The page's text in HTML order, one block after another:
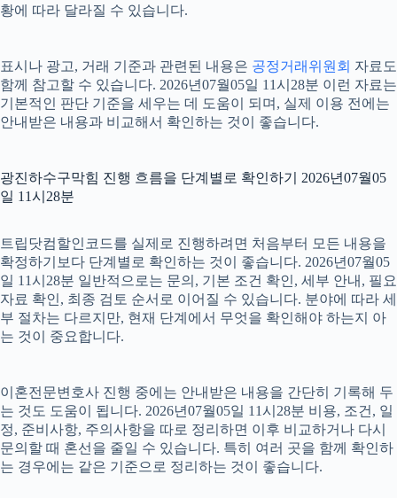
황에 따라 달라질 수 있습니다.
표시나 광고, 거래 기준과 관련된 내용은 공정거래위원회 자료도
함께 참고할 수 있습니다. 2026년07월05일 11시28분 이런 자료는
기본적인 판단 기준을 세우는 데 도움이 되며, 실제 이용 전에는
안내받은 내용과 비교해서 확인하는 것이 좋습니다.
광진하수구막힘 진행 흐름을 단계별로 확인하기 2026년07월05
일 11시28분
트립닷컴할인코드를 실제로 진행하려면 처음부터 모든 내용을
확정하기보다 단계별로 확인하는 것이 좋습니다. 2026년07월05
일 11시28분 일반적으로는 문의, 기본 조건 확인, 세부 안내, 필요
자료 확인, 최종 검토 순서로 이어질 수 있습니다. 분야에 따라 세
부 절차는 다르지만, 현재 단계에서 무엇을 확인해야 하는지 아
는 것이 중요합니다.
이혼전문변호사 진행 중에는 안내받은 내용을 간단히 기록해 두
는 것도 도움이 됩니다. 2026년07월05일 11시28분 비용, 조건, 일
정, 준비사항, 주의사항을 따로 정리하면 이후 비교하거나 다시
문의할 때 혼선을 줄일 수 있습니다. 특히 여러 곳을 함께 확인하
는 경우에는 같은 기준으로 정리하는 것이 좋습니다.